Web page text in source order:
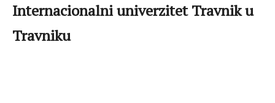
Internacionalni univerzitet Travnik u
Travniku